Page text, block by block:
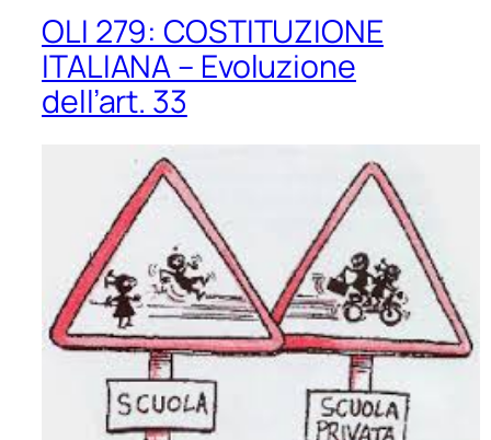
OLI 279: COSTITUZIONE
ITALIANA – Evoluzione
dell’art. 33